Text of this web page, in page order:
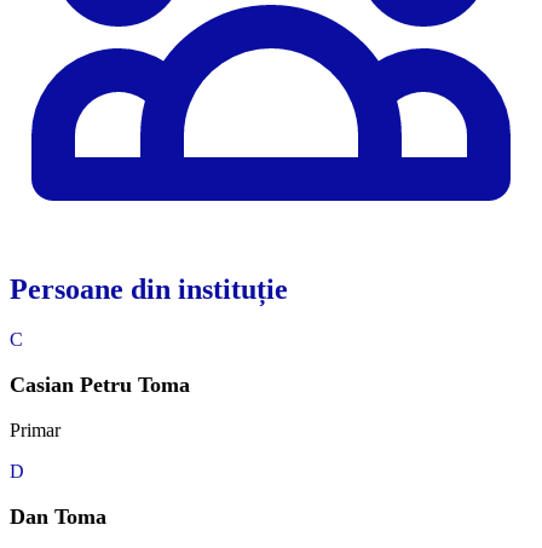
Persoane din instituție
C
Casian Petru Toma
Primar
D
Dan Toma